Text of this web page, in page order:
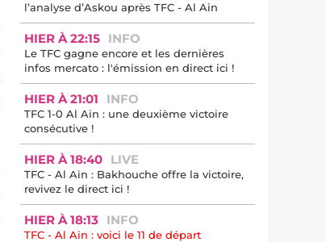
l’analyse d’Askou après TFC - Al Ain
HIER À 22:15 INFO
Le TFC gagne encore et les dernières
infos mercato : l'émission en direct ici !
HIER À 21:01 INFO
TFC 1-0 Al Ain : une deuxième victoire
consécutive !
HIER À 18:40 LIVE
TFC - Al Ain : Bakhouche offre la victoire,
revivez le direct ici !
HIER À 18:13 INFO
TFC - Al Ain : voici le 11 de départ